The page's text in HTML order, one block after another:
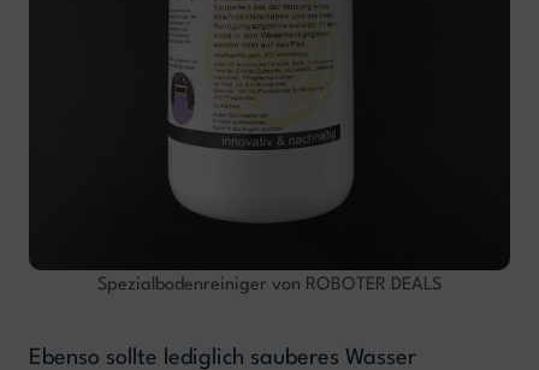
Spezialbodenreiniger von ROBOTER DEALS
Ebenso sollte lediglich sauberes Wasser